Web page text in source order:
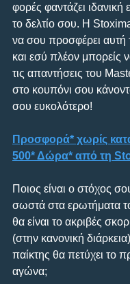
φορές φαντάζει ιδανική
το δελτίο σου. Η
να σου προσφέρει αυτή
και εσύ πλέον μπορείς
τις απαντήσεις του
στο κουπόνι σου
σου ευκολότερο!
Προσφορά* χωρίς
500* Δώρα* από τη
Ποιος είναι ο στόχος
σωστά στα ερωτήματα
θα είναι το ακριβές
(στην κανονική
παίκτης θα πετύχει το
αγώνα;